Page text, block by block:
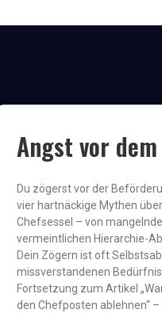
Angst vor
Du zögerst vor der
vier hartnäckige Mythen
Chefsessel – von
vermeintlichen Hierarchie-
Dein Zögern ist oft
missverstandenen
Fortsetzung zum Artikel
den Chefposten ablehnen“